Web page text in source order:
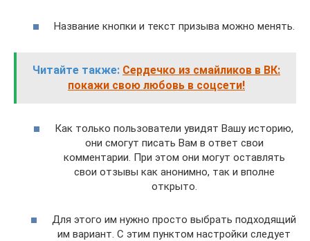
Название кнопки и текст призыва можно менять.
Читайте также: Сердечко из смайликов в ВК:
покажи свою любовь в соцсети!
Как только пользователи увидят Вашу историю,
они смогут писать Вам в ответ свои
комментарии. При этом они могут оставлять
свои отзывы как анонимно, так и вполне
открыто.
Для этого им нужно просто выбрать подходящий
им вариант. С этим пунктом настройки следует